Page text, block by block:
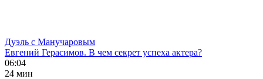
Дуэль с Манучаровым
Евгений Герасимов. В чем секрет успеха актера?
06:04
24 мин